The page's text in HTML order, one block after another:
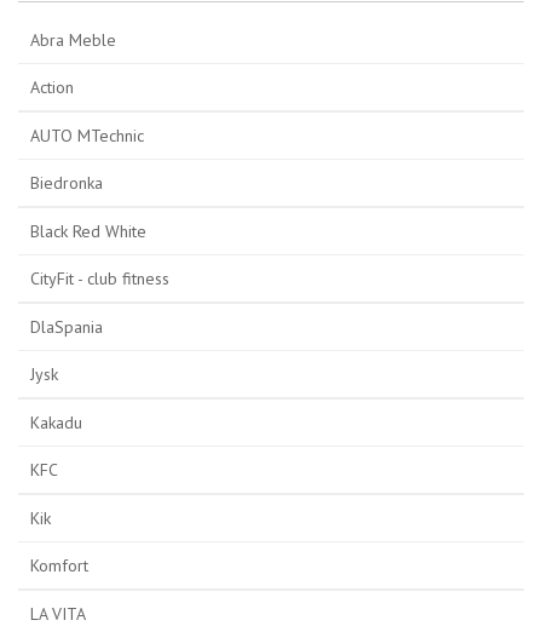
Abra Meble
Action
AUTO MTechnic
Biedronka
Black Red White
CityFit - club fitness
DlaSpania
Jysk
Kakadu
KFC
Kik
Komfort
LA VITA